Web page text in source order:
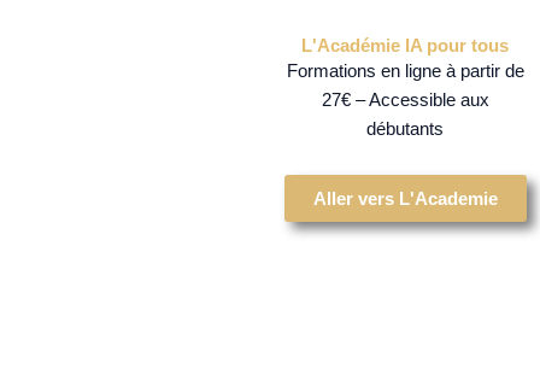
L'Académie IA pour tous
Formations en ligne à partir de
27€ – Accessible aux
débutants
Aller vers L'Academie